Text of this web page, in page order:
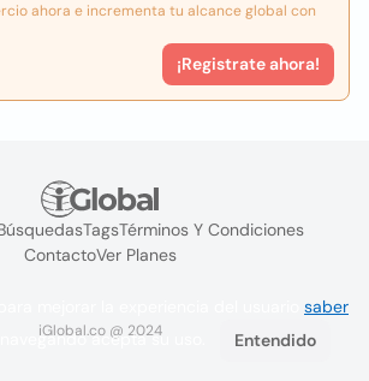
ahora e incrementa tu alcance global con
¡Registrate ahora!
TagsTérminos Y Condiciones
ContactoVer Planes
iGlobal.co @ 2024
saber
navegando acepta su uso. Entendido